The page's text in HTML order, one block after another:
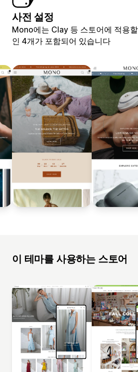
사전 설정
Mono에는 Clay 등 스토어에 적용
인 4개가 포함되어 있습니다
이 테마를 사용하는 스토어